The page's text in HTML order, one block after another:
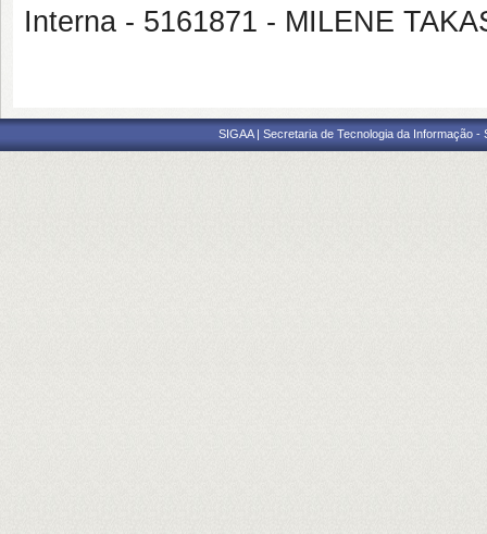
Interna - 5161871 - MILENE
SIGAA | Secretaria de Tecnologia da Informação